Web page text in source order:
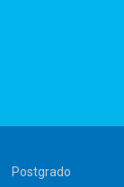
Postgrado